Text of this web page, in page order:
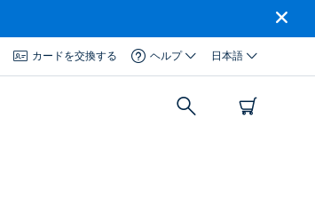
カードを交換する ヘルプ 日本語